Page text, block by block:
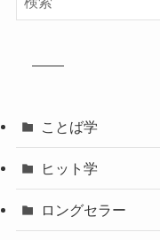
ことば学
ヒット学
ロングセラー